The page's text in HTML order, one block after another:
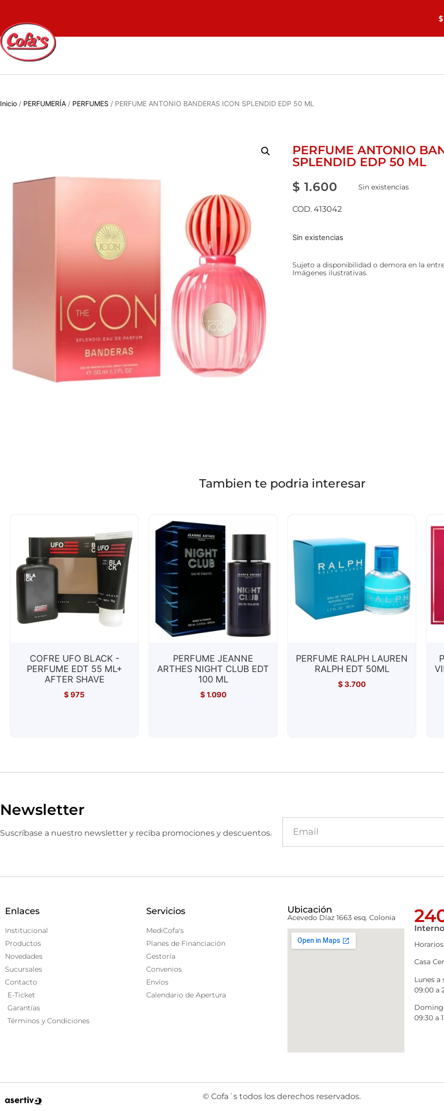
$
Inicio / PERFUMERÍA / PERFUMES / PERFUME ANTONIO BANDERAS ICON SPLENDID EDP 50 ML
PERFUME ANTONIO
SPLENDID EDP 50 ML
$ 1.600 Sin existencias
COD. 413042
Sin existencias
Sujeto a disponibilidad o demora en la
Imágenes ilustrativas.
Tambien te podria interesar
COFRE UFO BLACK -
PERFUME EDT 55 ML+
AFTER SHAVE
$975
PERFUME JEANNE
ARTHES NIGHT CLUB EDT
100 ML
$1.090
PERFUME RALPH LAUREN
RALPH EDT 50ML
$ 3.700
Newsletter
Suscríbase a nuestro newsletter y reciba promociones y descuentos.
Enlaces
Institucional
Productos
Novedades
Sucursales
Contacto
E-Ticket
Garantías
Términos y Condiciones
Servicios
MediCofa's
Planes de Financiación
Gestoría
Convenios
Envíos
Calendario de Apertura
Ubicación
Acevedo Díaz 1663 esq. Colonia
Horarios
Casa
Lunes a
09:00 a
09:30 a
© Cofa´s todos los derechos reservados.